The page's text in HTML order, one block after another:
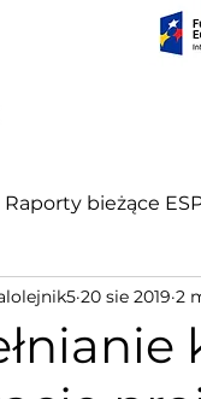
Raporty bieżące
Raporty
20 sie 2019 2